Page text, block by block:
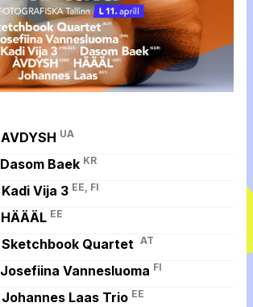
AVDYSH UA
Dasom Baek KR
Kadi Vija 3 EE, FI
HÄÄÄL EE
Sketchbook Quartet AT
Josefiina Vannesluoma FI
Johannes Laas Trio EE